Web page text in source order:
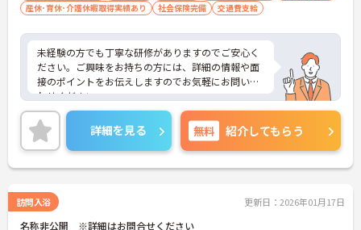
産休･育休･介護休暇取得実績あり
社会保険完備 交通費支給
未経験の方でも丁寧な研修がありますのでご安心く
ださい。ご興味をお持ちの方には、詳細の情報や面
接のポイントをお伝えしますのでお気軽にお問い合
わせください。
詳細を見る 無料 紹介してもらう
訪問入浴 更新日：2026年01月17日
名称非公開 ※詳細はお問合せください